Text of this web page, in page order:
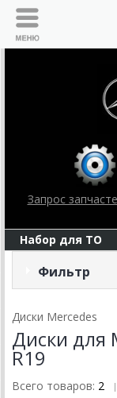
Запрос
Набор для ТО
Фильтр
Диски Mercedes
Диски для
R19
Всего товаров: 2 |